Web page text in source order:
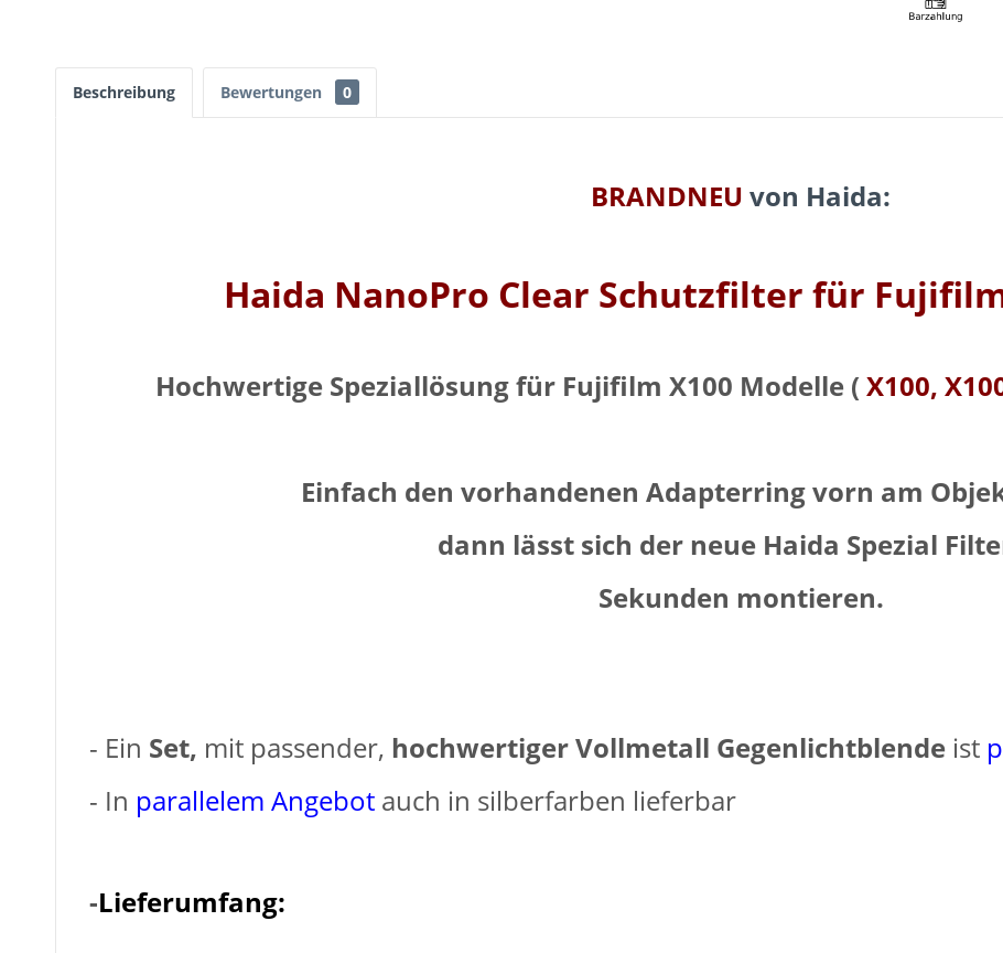
Beschreibung Bewertungen 0
BRANDNEU von Haida:
Haida NanoPro Clear Schutzfilter für
Hochwertige Speziallösung für Fujifilm X100 Modelle (X100,
Einfach den vorhandenen Adapterring vorn am
dann lässt sich der neue Haida Spezial
Sekunden montieren.
- Ein Set, mit passender, hochwertiger Vollmetall Gegenlichtblende ist
- In parallelem Angebot auch in silberfarben lieferbar
-Lieferumfang: